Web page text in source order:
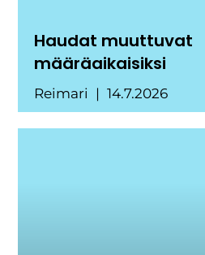
Haudat muuttuvat
määräaikaisiksi
Reimari 14.7.2026